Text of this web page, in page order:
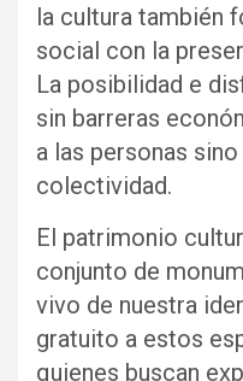
la cultura también
social con la
La posibilidad e
sin barreras
a las personas
colectividad.
El patrimonio
conjunto de
vivo de nuestra
gratuito a estos
quienes buscan